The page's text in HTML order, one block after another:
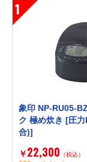
1
象印 NP-RU05-
ク 極め炊き [圧
合)]
￥22,300 （税込）